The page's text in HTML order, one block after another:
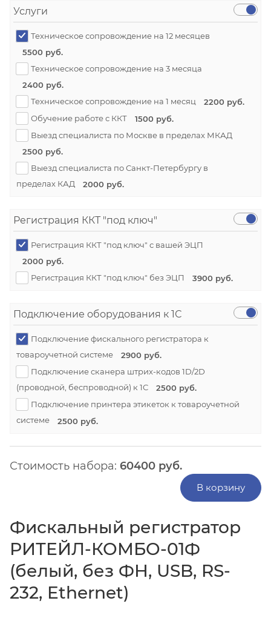
Услуги
Техническое сопровождение на 12 месяцев
5500 руб.
Техническое сопровождение на 3 месяца
2400 руб.
Техническое сопровождение на 1 месяц
2200 руб.
Обучение работе с ККТ
1500 руб.
Выезд специалиста по Москве в пределах МКАД
2500 руб.
Выезд специалиста по Санкт-Петербургу в
пределах КАД
2000 руб.
Регистрация ККТ "под ключ"
Регистрация ККТ "под ключ" с вашей ЭЦП
2000 руб.
Регистрация ККТ "под ключ" без ЭЦП
3900 руб.
Подключение оборудования к 1С
Подключение фискального регистратора к
товароучетной системе
2900 руб.
Подключение сканера штрих-кодов 1D/2D
(проводной, беспроводной) к 1С
2500 руб.
Подключение принтера этикеток к товароучетной
системе
2500 руб.
Стоимость набора: 60400 руб.
В корзину
Фискальный регистратор
РИТЕЙЛ-КОМБО-01Ф
(белый, без ФН, USB, RS-
232, Ethernet)